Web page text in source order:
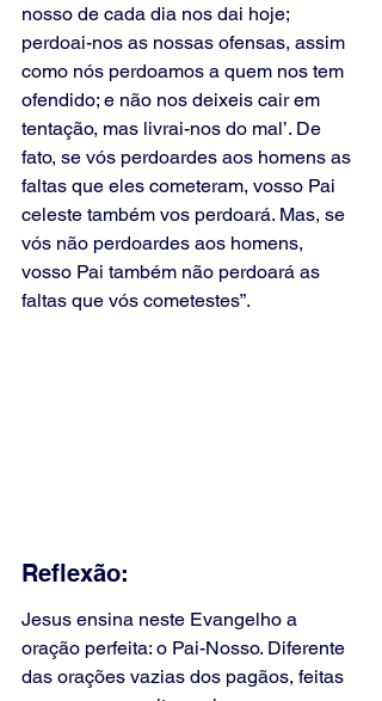
nosso de cada dia nos dai hoje;
perdoai-nos as nossas ofensas, assim
como nós perdoamos a quem nos tem
ofendido; e não nos deixeis cair em
tentação, mas livrai-nos do mal’. De
fato, se vós perdoardes aos homens as
faltas que eles cometeram, vosso Pai
celeste também vos perdoará. Mas, se
vós não perdoardes aos homens,
vosso Pai também não perdoará as
faltas que vós cometestes”.
Reflexão:
Jesus ensina neste Evangelho a
oração perfeita: o Pai-Nosso. Diferente
das orações vazias dos pagãos, feitas